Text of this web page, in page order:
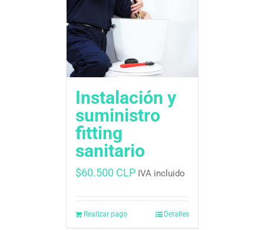
Instalación y
suministro
fitting
sanitario
$60.500 CLP IVA incluido
Realizar pago Detalles